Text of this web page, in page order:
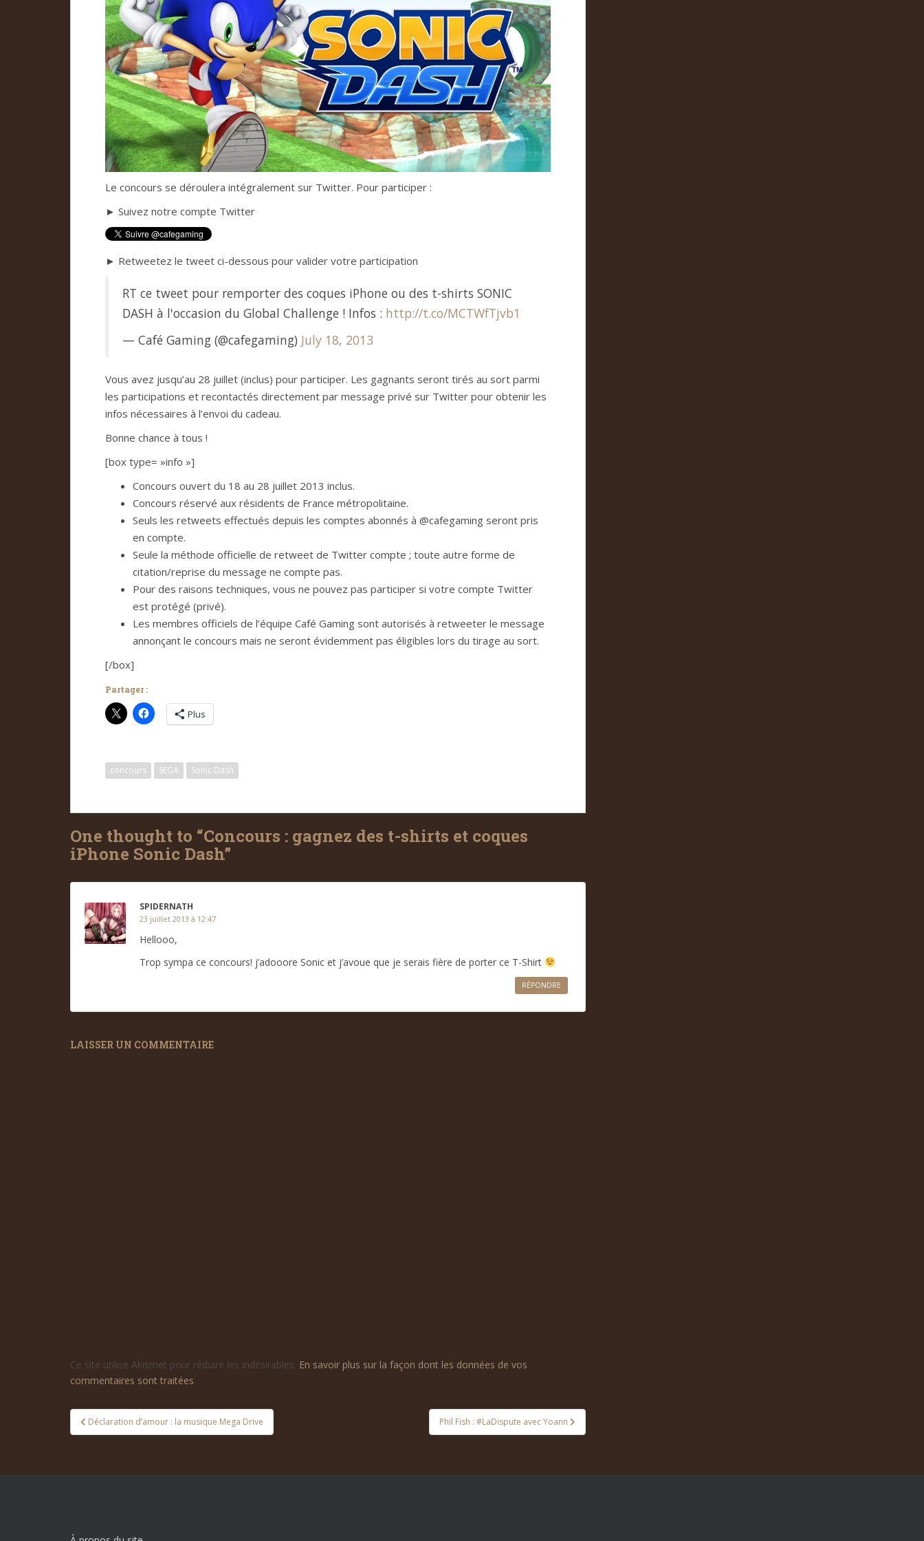
Le concours se déroulera intégralement sur Twitter. Pour participer :
► Suivez notre compte Twitter
► Retweetez le tweet ci-dessous pour valider votre participation
RT ce tweet pour remporter des coques iPhone ou des t-shirts SONIC
DASH à l'occasion du Global Challenge ! Infos : http://t.co/MCTWfTjvb1
— Café Gaming (@cafegaming) July 18, 2013
Vous avez jusqu’au 28 juillet (inclus) pour participer. Les gagnants seront tirés au sort parmi
les participations et recontactés directement par message privé sur Twitter pour obtenir les
infos nécessaires à l’envoi du cadeau.
Bonne chance à tous !
[box type= »info »]
Concours ouvert du 18 au 28 juillet 2013 inclus.
Concours réservé aux résidents de France métropolitaine.
Seuls les retweets effectués depuis les comptes abonnés à @cafegaming seront pris
en compte.
Seule la méthode officielle de retweet de Twitter compte ; toute autre forme de
citation/reprise du message ne compte pas.
Pour des raisons techniques, vous ne pouvez pas participer si votre compte Twitter
est protégé (privé).
Les membres officiels de l’équipe Café Gaming sont autorisés à retweeter le message
annonçant le concours mais ne seront évidemment pas éligibles lors du tirage au sort.
[/box]
Partager :
Plus
concours SEGA Sonic Dash
One thought to “Concours : gagnez des t-shirts et coques
iPhone Sonic Dash”
SPIDERNATH
23 juillet 2013 à 12:47
Hellooo,
Trop sympa ce concours! j’adooore Sonic et j’avoue que je serais fière de porter ce T-Shirt
RÉPONDRE
LAISSER UN COMMENTAIRE
Ce site utilise Akismet pour réduire les indésirables. En savoir plus sur la façon dont les données de vos
commentaires sont traitées.
Navigation
de
Déclaration d’amour : la musique Mega Drive Phil Fish : #LaDispute avec Yoann